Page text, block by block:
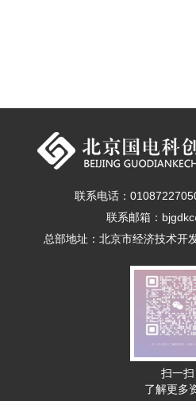
联系电话：
联系邮箱：
总部地址：北京市经济技术开
扫一扫
了解更多